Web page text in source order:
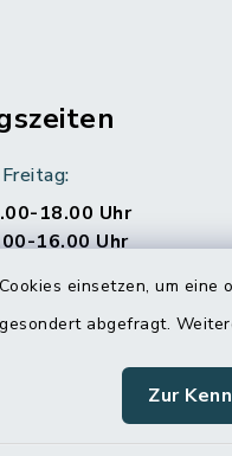
einsetzen, um
abgefragt.
Zur
18.00 Uhr
16.00 Uhr
beraten Sie
Sie einen